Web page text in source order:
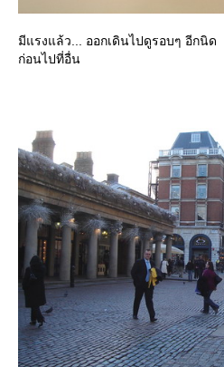
มีแรงแล้ว... ออกเดินไปดูรอบๆ อีกนิด
ก่อนไปที่อื่น